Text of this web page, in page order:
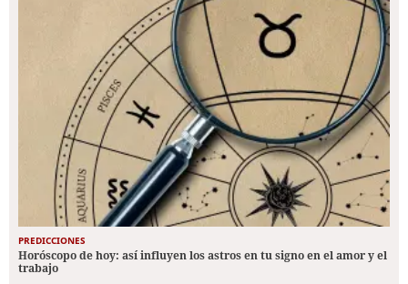
PREDICCIONES
Horóscopo de hoy: así influyen los astros en tu signo en el amor y el
trabajo